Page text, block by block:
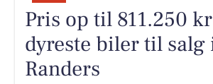
Pris op til 811.250
dyreste biler til salg
Randers